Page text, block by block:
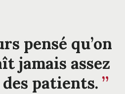
pensé qu’on
jamais assez
patients.